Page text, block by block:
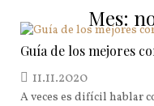
Mes:
Guía de los mejores
11.11.2020
A veces es difícil hablar